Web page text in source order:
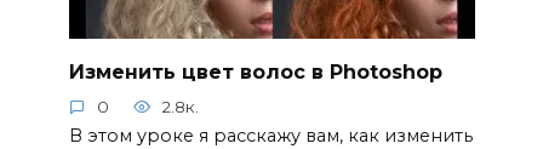
Изменить цвет волос в Photoshop
0 2.8к.
В этом уроке я расскажу вам, как изменить